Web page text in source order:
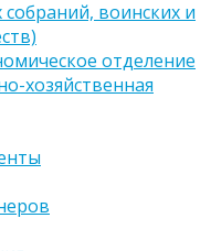
воинских и
отделение
хозяйственная